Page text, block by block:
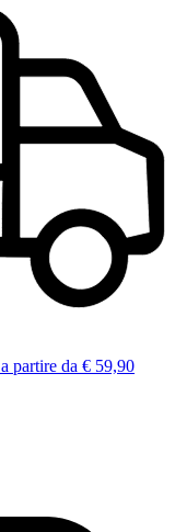
a partire da € 59,90